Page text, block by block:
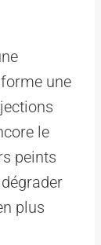
une
le
peints
plus